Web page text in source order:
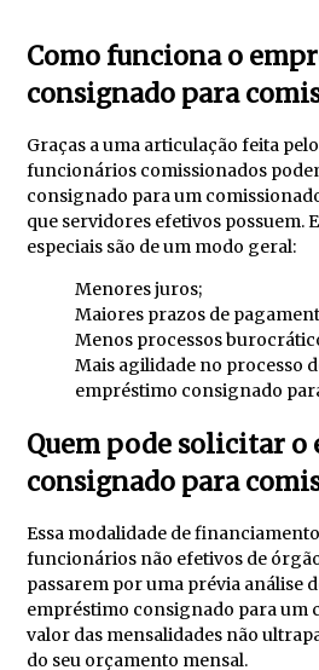
Como funciona o
consignado para
Graças a uma articulação feita pelo
funcionários comissionados
consignado para um
que servidores efetivos possuem.
especiais são de um modo geral:
Menores juros;
Maiores prazos de
Menos processos
Mais agilidade no processo
empréstimo consignado
Quem pode solicitar
consignado para
Essa modalidade de
funcionários não efetivos de
passarem por uma prévia análise
empréstimo consignado para um
valor das mensalidades não
do seu orçamento mensal.